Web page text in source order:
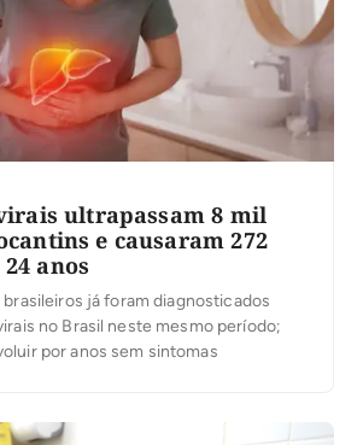
ultrapassam 8 mil
e causaram 272
anos
brasileiros já foram diagnosticados
no Brasil neste mesmo período;
por anos sem sintomas